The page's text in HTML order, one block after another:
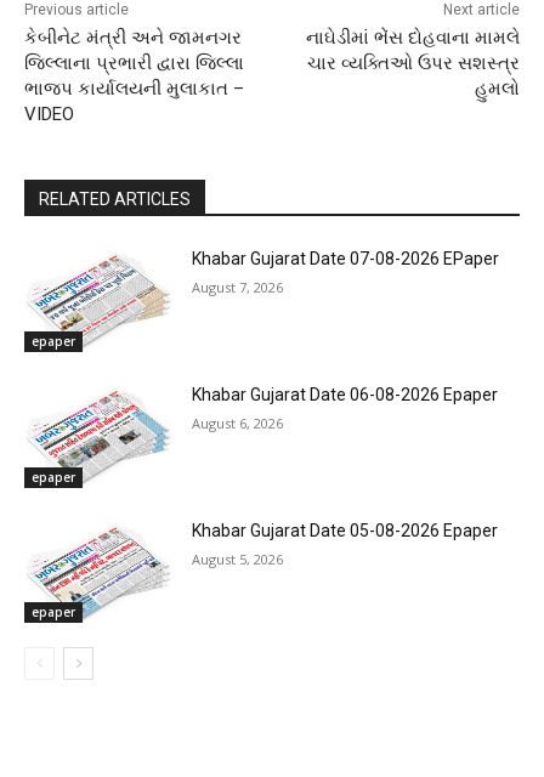
Previous article
કેબીનેટ મંત્રી અને જામનગર
જિલ્લાના પ્રભારી દ્વારા જિલ્લા
ભાજપ કાર્યાલયની મુલાકાત –
VIDEO
Next article
નાઘેડીમાં ભેંસ દોહવાના મામલે
ચાર વ્યક્તિઓ ઉપર સશસ્ત્ર
હુમલો
RELATED ARTICLES
epaper
Khabar Gujarat Date 07-08-2026 EPaper
August 7, 2026
epaper
Khabar Gujarat Date 06-08-2026 Epaper
August 6, 2026
epaper
Khabar Gujarat Date 05-08-2026 Epaper
August 5, 2026